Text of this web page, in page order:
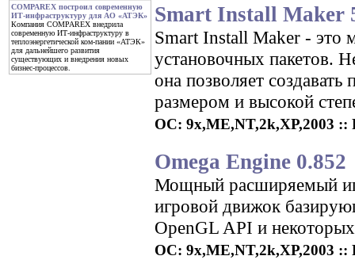
COMPAREX построил современную
ИТ-инфраструктуру для АО «АТЭК»
Компания COMPAREX внедрила
современную ИТ-инфраструктуру в
теплоэнергетической ком-пании «АТЭК»
для дальнейшего развития
существующих и внедрения новых
бизнес-процессов.
Smart Install Maker
Smart Install Maker - это
установочных пакетов.
она позволяет
размером и высокой
ОС: 9x,ME,NT,2k,XP,2003 ::
Omega Engine 0.852
Мощный расширяемый
игровой движок
OpenGL API и
ОС: 9x,ME,NT,2k,XP,2003 ::